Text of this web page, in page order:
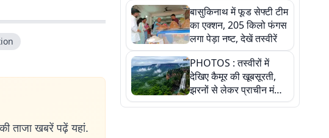
की ताजा खबरें पढ़ें यहां.
मनमोहक स्वरूप
बासुकिनाथ में फूड सेफ्टी टीम
का एक्शन, 205 किलो फंगस
लगा पेड़ा नष्ट, देखें तस्वीरें
PHOTOS : तस्वीरों में
देखिए कैमूर की खूबसूरती,
झरनों से लेकर प्राचीन मंदिरों
तक प्रकृति और आस्था का